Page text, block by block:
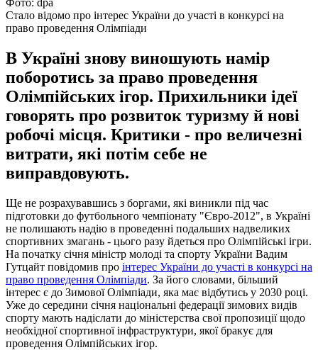
Стало відомо про інтерес України до участі в конкурсі на
право проведення Олімпіади
В Україні знову виношують намір
поборотись за право проведення
Олімпійських ігор. Прихильники ідеї
говорять про розвиток туризму й нові
робочі місця. Критики - про величезні
витрати, які потім себе не
виправдовують.
Ще не розрахувавшись з боргами, які виникли під час
підготовки до футбольного чемпіонату "Євро-2012", в Україні
не полишають надію в проведенні подальших надвеликих
спортивних змагань - цього разу йдеться про Олімпійські ігри.
На початку січня міністр молоді та спорту України Вадим
Гутцайт повідомив про інтерес України до участі в конкурсі на
право проведення Олімпіади. За його словами, більший
інтерес є до Зимової Олімпіади, яка має відбутись у 2030 році.
Уже до середини січня національні федерації зимових видів
спорту мають надіслати до міністерства свої пропозиції щодо
необхідної спортивної інфраструктури, якої бракує для
проведення Олімпійських ігор.